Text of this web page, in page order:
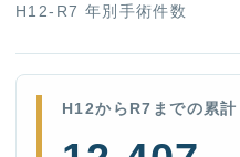
お知らせ
H12-R7 年別手術件数
H12からR7までの累計